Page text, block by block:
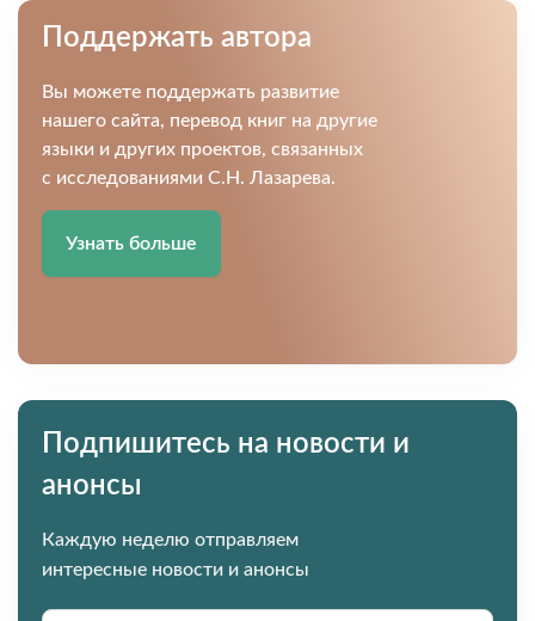
Поддержать автора
Вы можете поддержать развитие
нашего сайта, перевод книг на другие
языки и других проектов, связанных
с исследованиями С.Н. Лазарева.
Узнать больше
Подпишитесь на новости и
анонсы
Каждую неделю отправляем
интересные новости и анонсы